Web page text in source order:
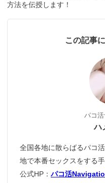
方法を伝授します！
この記事
パコ
ハ
全国各地に散らばるパコ
地で本番セックスをする
公式HP： パコ活